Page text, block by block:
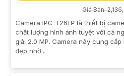
Giá Bán:
Camera IPC-T26EP là thiết bị
chất lượng hình ảnh tuyệt vời cả
giải 2.0 MP. Camera này cung
đẹp nhờ...